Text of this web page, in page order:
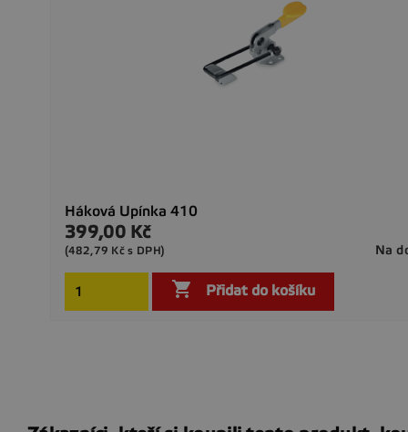
Háková Upínka 410
Cena
399,00 Kč
Na
(482,79 Kč s DPH)
 Přidat do košíku